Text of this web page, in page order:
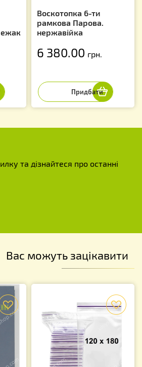
Воскотопка 6-ти
рамкова Парова.
нержавійка
6 380.00 грн.
та дізнайтеся про останні
Вас можуть зацікавити